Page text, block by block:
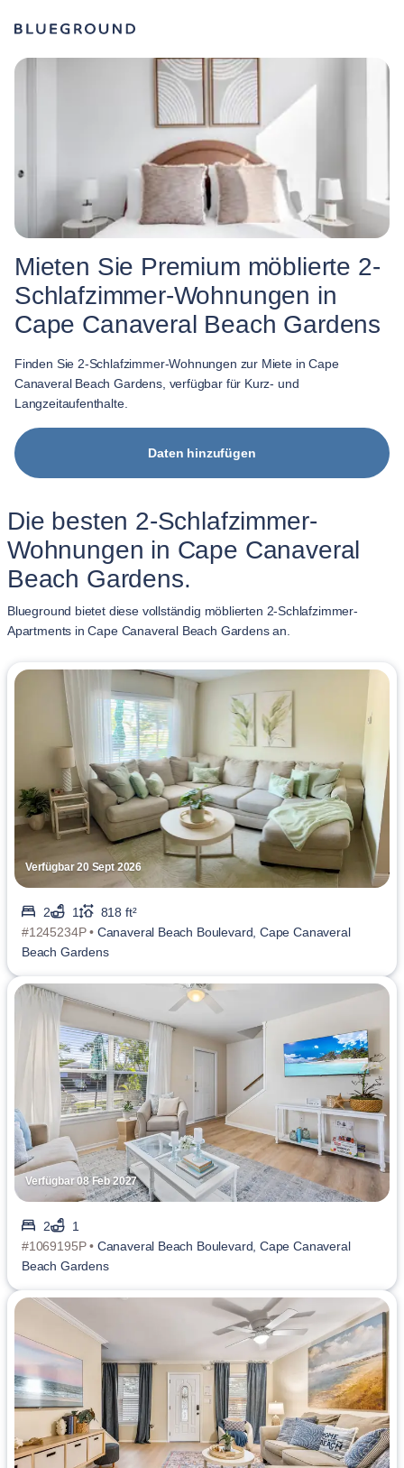
Mieten Sie Premium möblierte 2-
Schlafzimmer-Wohnungen in
Cape Canaveral Beach Gardens
Finden Sie 2-Schlafzimmer-Wohnungen zur Miete in Cape
Canaveral Beach Gardens, verfügbar für Kurz- und
Langzeitaufenthalte.
Daten hinzufügen
Die besten 2-Schlafzimmer-
Wohnungen in Cape Canaveral
Beach Gardens.
Blueground bietet diese vollständig möblierten 2-Schlafzimmer-
Apartments in Cape Canaveral Beach Gardens an.
Verfügbar 20 Sept 2026
2 1
818 ft²
#1245234P • Canaveral Beach Boulevard, Cape Canaveral
Beach Gardens
Verfügbar 08 Feb 2027
2
1
#1069195P • Canaveral Beach Boulevard, Cape Canaveral
Beach Gardens